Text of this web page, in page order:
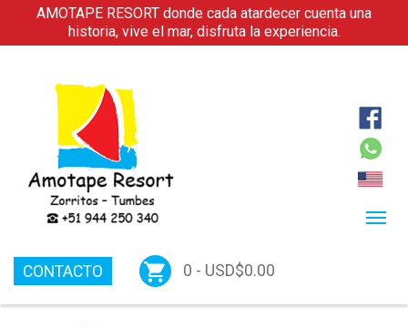
AMOTAPE RESORT donde cada atardecer cuenta una
historia, vive el mar, disfruta la experiencia.
CONTACTO 0 - USD$0.00